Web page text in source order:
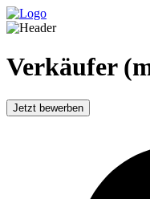
Verkäufer
Jetzt bewerben